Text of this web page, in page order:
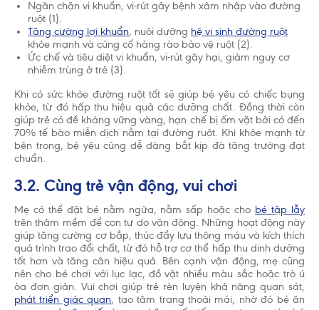
Ngăn chặn vi khuẩn, vi-rút gây bệnh xâm nhập vào đường
ruột (1).
Tăng cường lợi khuẩn, nuôi dưỡng hệ vi sinh đường ruột
khỏe mạnh và củng cố hàng rào bảo vệ ruột (2).
Ức chế và tiêu diệt vi khuẩn, vi-rút gây hại, giảm nguy cơ
nhiễm trùng ở trẻ (3).
Khi có sức khỏe đường ruột tốt sẽ giúp bé yêu có chiếc bụng
khỏe, từ đó hấp thu hiệu quả các dưỡng chất. Đồng thời còn
giúp trẻ có đề kháng vững vàng, hạn chế bị ốm vặt bởi có đến
70% tế bào miễn dịch nằm tại đường ruột. Khi khỏe mạnh từ
bên trong, bé yêu cũng dễ dàng bắt kịp đà tăng trưởng đạt
chuẩn.
3.2. Cùng trẻ vận động, vui chơi
Mẹ có thể đặt bé nằm ngửa, nằm sấp hoặc cho bé tập lẫy
trên thảm mềm để con tự do vận động. Những hoạt động này
giúp tăng cường cơ bắp, thúc đẩy lưu thông máu và kích thích
quá trình trao đổi chất, từ đó hỗ trợ cơ thể hấp thu dinh dưỡng
tốt hơn và tăng cân hiệu quả. Bên cạnh vận động, mẹ cũng
nên cho bé chơi với lục lạc, đồ vật nhiều màu sắc hoặc trò ú
òa đơn giản. Vui chơi giúp trẻ rèn luyện khả năng quan sát,
phát triển giác quan, tạo tâm trạng thoải mái, nhờ đó bé ăn